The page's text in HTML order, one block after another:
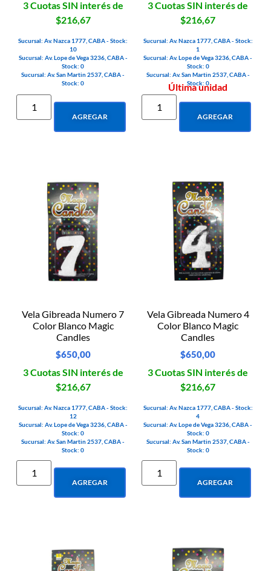
3 Cuotas SIN interés de
$216,67
Sucursal: Av. Nazca 1777, CABA - Stock:
10
Sucursal: Av. Lope de Vega 3236, CABA -
Stock: 0
Sucursal: Av. San Martin 2537, CABA -
Stock: 0
AGREGAR
3 Cuotas SIN interés de
$216,67
Sucursal: Av. Nazca 1777, CABA - Stock:
1
Sucursal: Av. Lope de Vega 3236, CABA -
Stock: 0
Sucursal: Av. San Martin 2537, CABA -
Stock: 0
Última unidad
AGREGAR
Vela Gibreada Numero 7
Color Blanco Magic
Candles
$650,00
3 Cuotas SIN interés de
$216,67
Sucursal: Av. Nazca 1777, CABA - Stock:
12
Sucursal: Av. Lope de Vega 3236, CABA -
Stock: 0
Sucursal: Av. San Martin 2537, CABA -
Stock: 0
AGREGAR
Vela Gibreada Numero 4
Color Blanco Magic
Candles
$650,00
3 Cuotas SIN interés de
$216,67
Sucursal: Av. Nazca 1777, CABA - Stock:
4
Sucursal: Av. Lope de Vega 3236, CABA -
Stock: 0
Sucursal: Av. San Martin 2537, CABA -
Stock: 0
AGREGAR